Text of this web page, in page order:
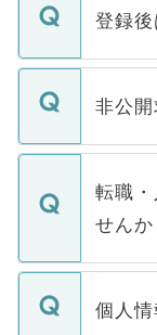
登録
ご登録
登録内
ます。
いただ
非公
マイナ
うち約
けない
下記の
ません。
■応募
転職
せんか
転職・
ん。ま
個人